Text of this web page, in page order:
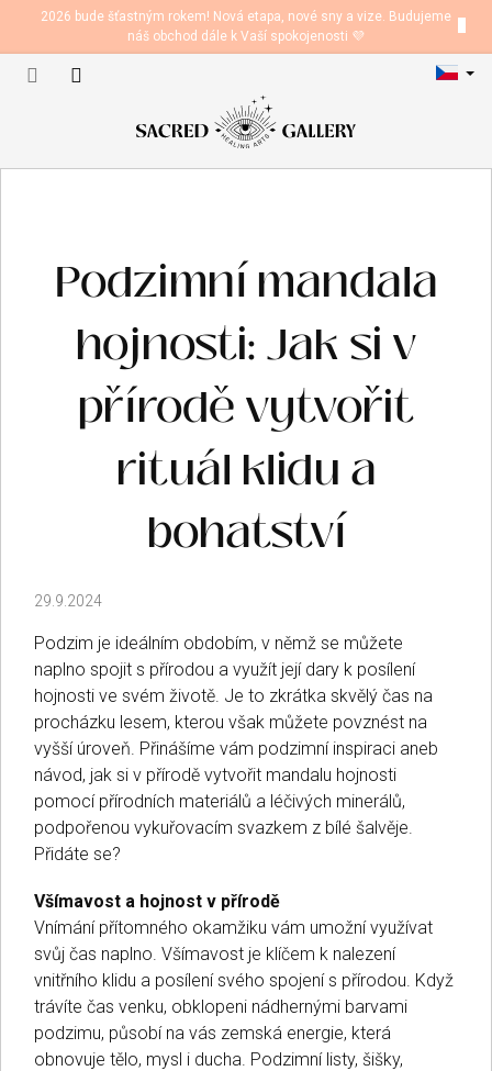
obsah
2026 bude šťastným rokem! Nová etapa, nové sny a vize. Budujeme
náš obchod dále k Vaší spokojenosti 💜
Podzimní mandala
hojnosti: Jak si v
přírodě vytvořit
rituál klidu a
bohatství
29.9.2024
Podzim je ideálním obdobím, v němž se můžete
naplno spojit s přírodou a využít její dary k posílení
hojnosti ve svém životě. Je to zkrátka skvělý čas na
procházku lesem, kterou však můžete povznést na
vyšší úroveň. Přinášíme vám podzimní inspiraci aneb
návod, jak si v přírodě vytvořit mandalu hojnosti
pomocí přírodních materiálů a léčivých minerálů,
podpořenou vykuřovacím svazkem z bílé šalvěje.
Přidáte se?
Všímavost a hojnost v přírodě
Vnímání přítomného okamžiku vám umožní využívat
svůj čas naplno. Všímavost je klíčem k nalezení
vnitřního klidu a posílení svého spojení s přírodou. Když
trávíte čas venku, obklopeni nádhernými barvami
podzimu, působí na vás zemská energie, která
obnovuje tělo, mysl i ducha. Podzimní listy, šišky,